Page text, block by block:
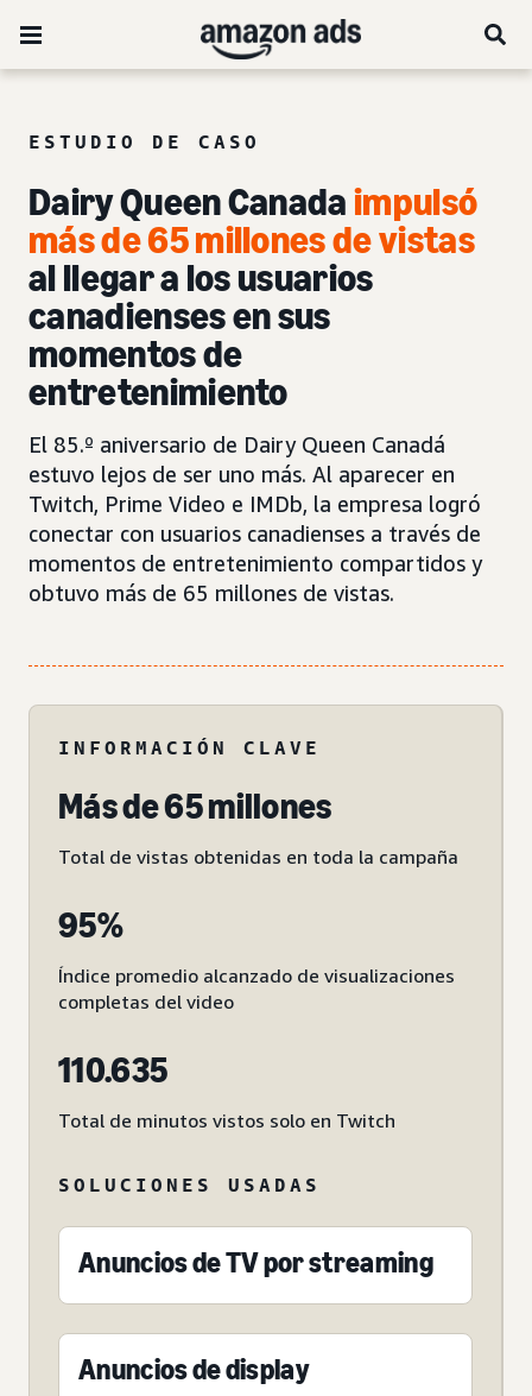
ESTUDIO DE CASO
Dairy Queen Canadaimpulsó
más de 65 millones de vistas
al llegar a los usuarios
canadienses en sus
momentos de
entretenimiento
El 85.º aniversario de Dairy Queen Canadá
estuvo lejos de ser uno más. Al aparecer en
Twitch, Prime Video e IMDb, la empresa logró
conectar con usuarios canadienses a través de
momentos de entretenimiento compartidos y
obtuvo más de 65 millones de vistas.
INFORMACIÓN CLAVE
Más de 65 millones
Total de vistas obtenidas en toda la campaña
95%
Índice promedio alcanzado de visualizaciones
completas del video
110.635
Total de minutos vistos solo en Twitch
SOLUCIONES USADAS
Anuncios de TV por streaming
Anuncios de display